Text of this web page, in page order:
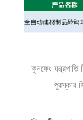
কুনফেং যন্ত্রপাতি
পুরস্কার